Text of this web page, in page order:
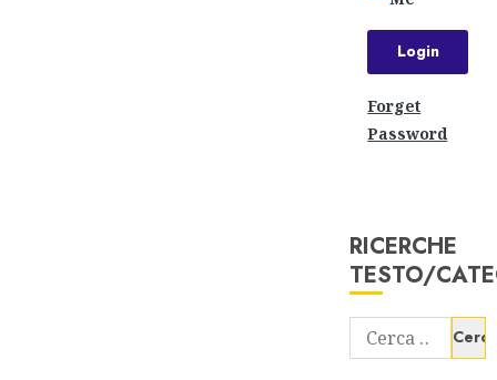
Forget
Password
RICERCHE
TESTO/
Ricerca
per: